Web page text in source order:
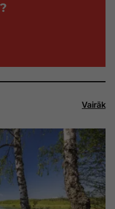
Vairāk